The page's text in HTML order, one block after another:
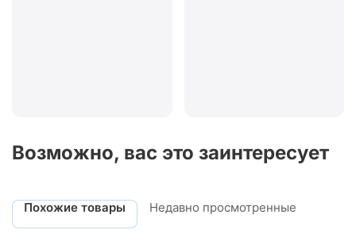
Возможно, вас это заинтересует
Похожие товары Недавно просмотренные